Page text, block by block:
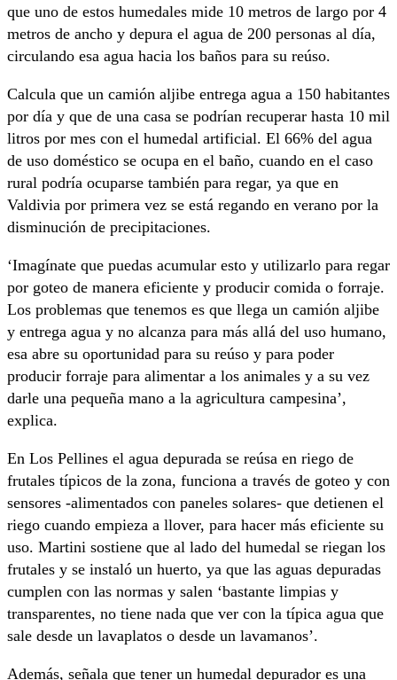
que uno de estos humedales mide 10 metros de largo por 4
metros de ancho y depura el agua de 200 personas al día,
circulando esa agua hacia los baños para su reúso.
Calcula que un camión aljibe entrega agua a 150 habitantes
por día y que de una casa se podrían recuperar hasta 10 mil
litros por mes con el humedal artificial. El 66% del agua
de uso doméstico se ocupa en el baño, cuando en el caso
rural podría ocuparse también para regar, ya que en
Valdivia por primera vez se está regando en verano por la
disminución de precipitaciones.
‘Imagínate que puedas acumular esto y utilizarlo para regar
por goteo de manera eficiente y producir comida o forraje.
Los problemas que tenemos es que llega un camión aljibe
y entrega agua y no alcanza para más allá del uso humano,
esa abre su oportunidad para su reúso y para poder
producir forraje para alimentar a los animales y a su vez
darle una pequeña mano a la agricultura campesina’,
explica.
En Los Pellines el agua depurada se reúsa en riego de
frutales típicos de la zona, funciona a través de goteo y con
sensores -alimentados con paneles solares- que detienen el
riego cuando empieza a llover, para hacer más eficiente su
uso. Martini sostiene que al lado del humedal se riegan los
frutales y se instaló un huerto, ya que las aguas depuradas
cumplen con las normas y salen ‘bastante limpias y
transparentes, no tiene nada que ver con la típica agua que
sale desde un lavaplatos o desde un lavamanos’.
Además, señala que tener un humedal depurador es una